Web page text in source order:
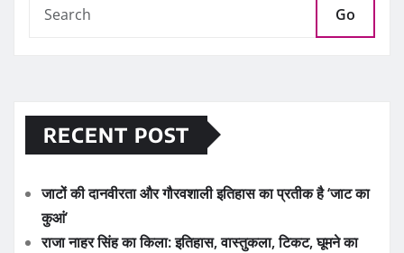
Go
RECENT POST
जाटों की दानवीरता और गौरवशाली इतिहास का प्रतीक है ‘जाट का
कुआं’
राजा नाहर सिंह का किला: इतिहास, वास्तुकला, टिकट, घूमने का